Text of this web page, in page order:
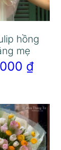
hồng
mẹ
₫